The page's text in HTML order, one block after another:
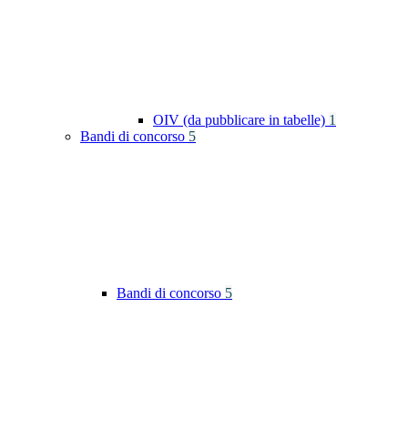
OIV (da pubblicare in tabelle) 1
Bandi di concorso 5
Bandi di concorso 5